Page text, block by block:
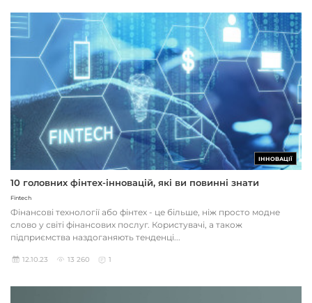
ІННОВАЦІЇ
10 головних фінтех-інновацій, які ви повинні знати
Fintech
Фінансові технології або фінтех - це більше, ніж просто модне
слово у світі фінансових послуг. Користувачі, а також
підприємства наздоганяють тенденці...
12.10.23 13 260 1